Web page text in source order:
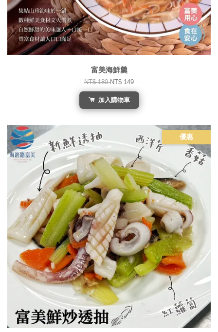
富美海鮮羹
NT$ 180NT$ 149
加入購物車
優惠